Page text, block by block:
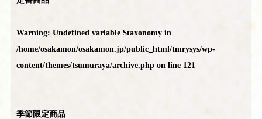
Warning: Undefined variable $taxonomy in
/home/osakamon/osakamon.jp/public_html/tmrysys/wp-
content/themes/tsumuraya/archive.php on line 121
季節限定商品